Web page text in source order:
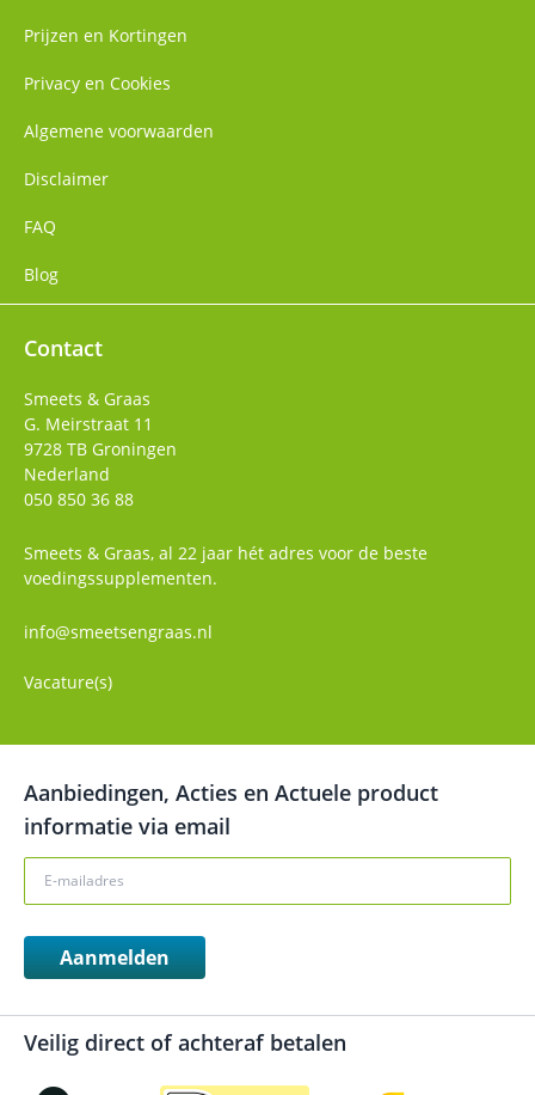
Prijzen en Kortingen
Privacy en Cookies
Algemene voorwaarden
Disclaimer
FAQ
Blog
Contact
Smeets & Graas
G. Meirstraat 11
9728 TB Groningen
Nederland
050 850 36 88
Smeets & Graas, al 22 jaar hét adres voor de beste
voedingssupplementen.
info@smeetsengraas.nl
Vacature(s)
Aanbiedingen, Acties en Actuele product
informatie via email
Aanmelden
Veilig direct of achteraf betalen